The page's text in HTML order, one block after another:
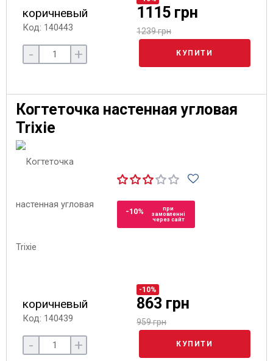
коричневый
Код: 140443
1115 грн
1239 грн
- + КУПИТИ
Когтеточка настенная угловая
Trixie
-10%
при
замовленні
через сайт
коричневый
Код: 140439
-10%
863 грн
959 грн
- + КУПИТИ